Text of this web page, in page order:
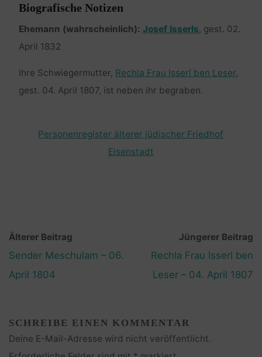
Biografische Notizen
Ehemann (wahrscheinlich): Josef Isserls, gest. 02.
April 1832
Ihre Schwiegermutter, Rechla Frau Isserl ben Leser,
gest. 04. April 1807, ist neben ihr begraben.
Personenregister älterer jüdischer Friedhof
Eisenstadt
Älterer Beitrag
Sender Meschulam – 06.
April 1804
Jüngerer Beitrag
Rechla Frau Isserl ben
Leser – 04. April 1807
SCHREIBE EINEN KOMMENTAR
Deine E-Mail-Adresse wird nicht veröffentlicht.